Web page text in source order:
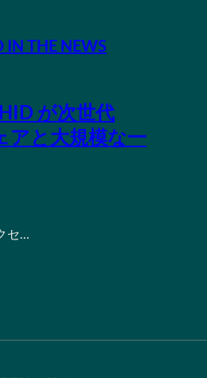
IN THE NEWS
が次世代
アと大規模な一
セ…